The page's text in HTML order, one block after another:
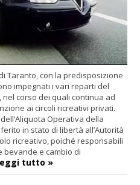
Taranto, con la predisposizione
impegnati i vari reparti del
corso dei quali continua ad
ai circoli ricreativi privati.
Operativa della
in stato di libertà all’Autorità
ricreativo, poiché responsabili
bevande e cambio di
tutto »